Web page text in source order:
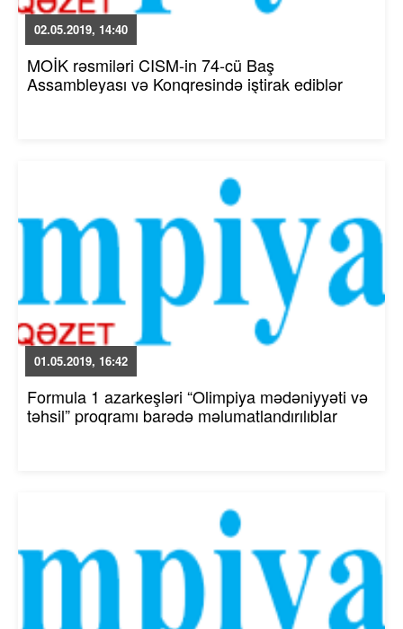
02.05.2019, 14:40
MOİK rəsmiləri CISM-in 74-cü Baş
Assambleyası və Konqresində iştirak ediblər
01.05.2019, 16:42
Formula 1 azarkeşləri “Olimpiya mədəniyyəti və
təhsil” proqramı barədə məlumatlandırılıblar